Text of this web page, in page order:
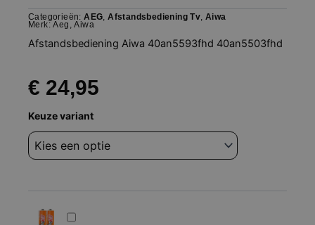
Categorieën: AEG,Afstandsbediening Tv,Aiwa
Merk:Aeg ,Aiwa
Afstandsbediening Aiwa 40an5593fhd 40an5503fhd
€ 24,95
Keuze variant
Afstandsbediening
Aiwa
40an5593fhd
40an5503fhd